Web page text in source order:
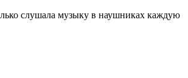
слушала музыку в наушниках каждую